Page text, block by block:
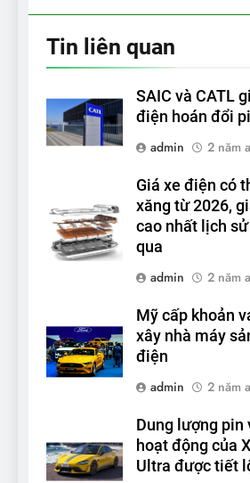
Tin liên quan
SAIC và CATL
điện hoán đổi
admin
2 năm
Giá xe điện có
xăng từ 2026,
cao nhất lịch
qua
admin
2 năm
Mỹ cấp khoản
xây nhà máy
điện
admin
2 năm
Dung lượng pin
hoạt động của
Ultra được tiết